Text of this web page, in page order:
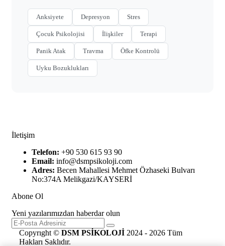
Anksiyete Depresyon Stres
Çocuk Psikolojisi İlişkiler Terapi
Panik Atak Travma Öfke Kontrolü
Uyku Bozuklukları
İletişim
Telefon: +90 530 615 93 90
Email: info@dsmpsikoloji.com
Adres: Becen Mahallesi Mehmet Özhaseki Bulvarı
No:374A Melikgazi/KAYSERİ
Abone Ol
Yeni yazılarımızdan haberdar olun
Copyrıght © DSM PSİKOLOJİ 2024 - 2026 Tüm
Hakları Saklıdır.